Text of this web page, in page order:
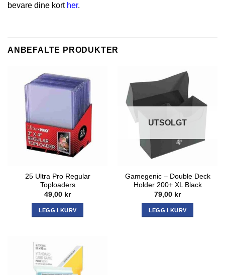
bevare dine kort her.
ANBEFALTE PRODUKTER
25 Ultra Pro Regular
Toploaders
49,00 kr
LEGG I KURV
UTSOLGT
Gamegenic – Double Deck
Holder 200+ XL Black
79,00 kr
LEGG I KURV